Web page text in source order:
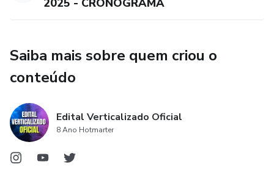
Saiba mais sobre quem criou o
conteúdo
Edital Verticalizado Oficial
8 Ano Hotmarter